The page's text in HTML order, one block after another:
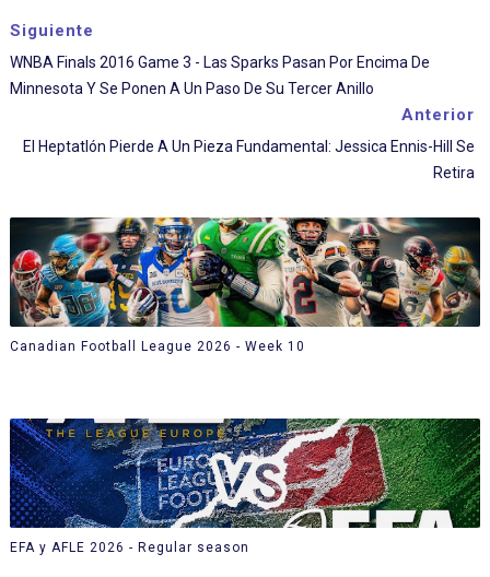
Siguiente
WNBA Finals 2016 Game 3 - Las Sparks Pasan Por Encima De
Minnesota Y Se Ponen A Un Paso De Su Tercer Anillo
Anterior
El Heptatlón Pierde A Un Pieza Fundamental: Jessica Ennis-Hill Se
Retira
Canadian Football League 2026 - Week 10
EFA y AFLE 2026 - Regular season